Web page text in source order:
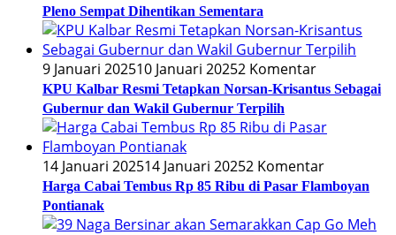
Pleno Sempat Dihentikan Sementara
9 Januari 202510 Januari 20252 Komentar
KPU Kalbar Resmi Tetapkan Norsan-Krisantus Sebagai
Gubernur dan Wakil Gubernur Terpilih
14 Januari 202514 Januari 20252 Komentar
Harga Cabai Tembus Rp 85 Ribu di Pasar Flamboyan
Pontianak